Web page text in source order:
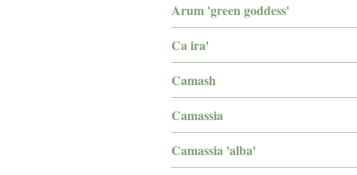
Arum 'green goddess'
Ca ira'
Camash
Camassia
Camassia 'alba'